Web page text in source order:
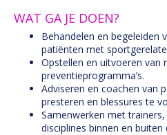
WAT GA JE DOEN?
Behandelen en begeleiden
patiënten met
Opstellen en uitvoeren van
preventieprogramma’s.
Adviseren en coachen van
presteren en blessures te
Samenwerken met
disciplines binnen en buiten